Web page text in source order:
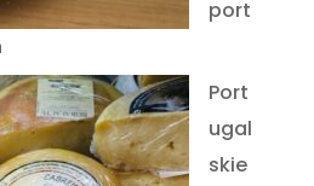
port
Port
ugal
skie